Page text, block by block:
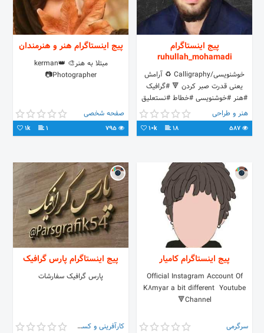
پیج اینستاگرام
ruhullah_mohamadi
خوشنویسی/Calligraphy ♻️ آرامش
یعنی قدرت صبر کردن 🔻 #گرافیک
#هنر #خوشنویسی #خطاط #نستعلیق
هنر و طراحی
18
10k
پیج اینستاگرام هنر و هنرمندان
مبتلا به هنر🎨 👑kerman
Photographer📷
صفحه شخصی
1
1k
پیج اینستاگرام کامیار
Official Instagram Account Of
K8myar a bit different ‌ Youtube
Channel🔻
سرگرمی
پیج اینستاگرام پارس گرافیک
پارس گرافیک سفارشات
کارآفرینی و کسب و کار